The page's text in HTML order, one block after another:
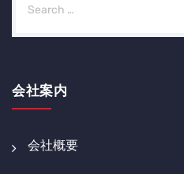
会社案内
会社概要